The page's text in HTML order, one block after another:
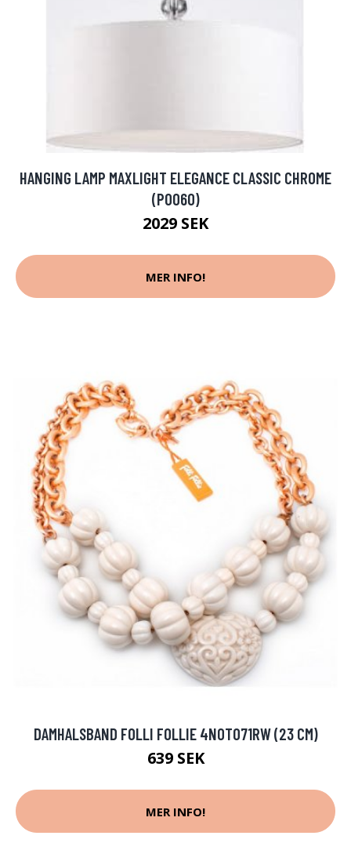
HANGING LAMP MAXLIGHT ELEGANCE CLASSIC CHROME
(P0060)
2029 SEK
MER INFO!
DAMHALSBAND FOLLI FOLLIE 4N0T071RW (23 CM)
639 SEK
MER INFO!